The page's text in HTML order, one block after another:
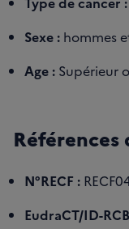
Sexe : hommes
Age : Supérieur
Références
N°RECF :
EudraCT/ID-